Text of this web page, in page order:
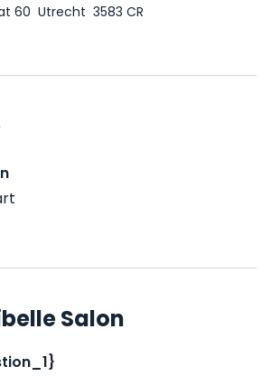
60 Utrecht 3583 CR
Salon